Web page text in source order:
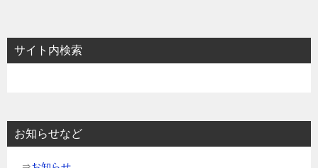
ビ
ゲ
ョ
サイト内検索
お知らせなど